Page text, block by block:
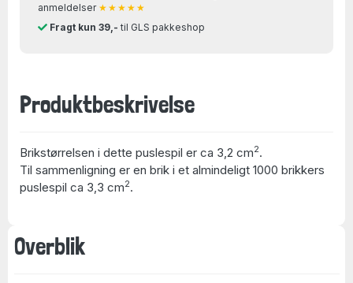
Overblik
anmeldelser ★★★★★
Fragt kun 39,- til GLS pakkeshop
Produktbeskrivelse
Brikstørrelsen i dette puslespil er ca 3,2 cm2.
Til sammenligning er en brik i et almindeligt 1000 brikkers
puslespil ca 3,3 cm2.